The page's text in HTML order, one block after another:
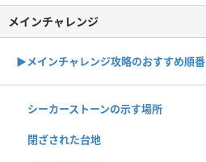
メインチャレンジ
▶︎メインチャレンジ攻略のおすすめ順番
シーカーストーンの示す場所
閉ざされた台地